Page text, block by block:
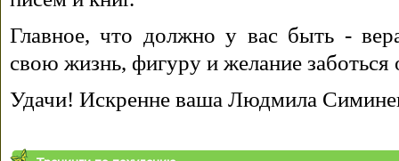
Главное, что должно у вас быть -
свою жизнь, фигуру и желание заботься
Удачи! Искренне ваша Людмила